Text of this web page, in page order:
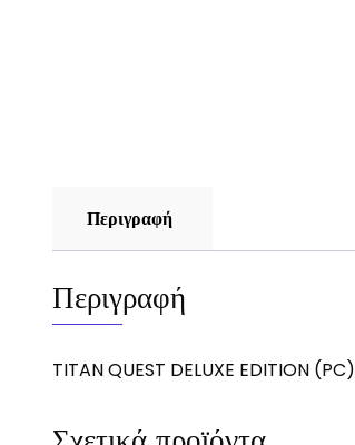
Περιγραφή
Περιγραφή
TITAN QUEST DELUXE EDITION (PC)